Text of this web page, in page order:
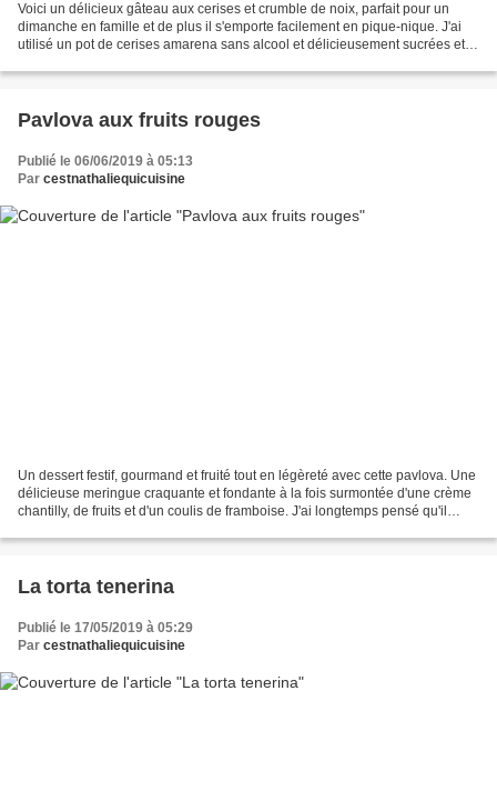
Voici un délicieux gâteau aux cerises et crumble de noix, parfait pour un
dimanche en famille et de plus il s'emporte facilement en pique-nique. J'ai
utilisé un pot de cerises amarena sans alcool et délicieusement sucrées et
Pavlova aux fruits rouges
Publié le 06/06/2019 à 05:13
Par cestnathaliequicuisine
Un dessert festif, gourmand et fruité tout en légèreté avec cette pavlova. Une
délicieuse meringue craquante et fondante à la fois surmontée d'une crème
chantilly, de fruits et d'un coulis de framboise. J'ai longtemps pensé qu'il
La torta tenerina
Publié le 17/05/2019 à 05:29
Par cestnathaliequicuisine